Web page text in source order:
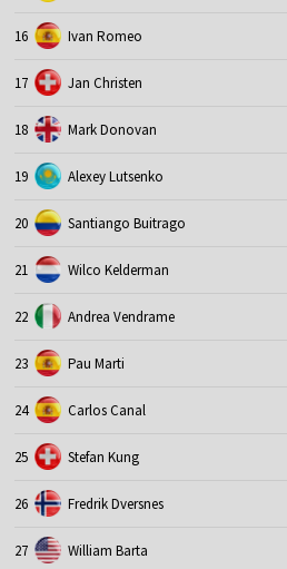
16 Ivan Romeo
17 Jan Christen
18 Mark Donovan
19 Alexey Lutsenko
20 Santiango Buitrago
21 Wilco Kelderman
22 Andrea Vendrame
23 Pau Marti
24 Carlos Canal
25 Stefan Kung
26 Fredrik Dversnes
27 William Barta